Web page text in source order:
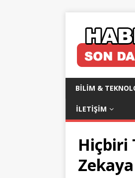
BILIM &
İLETIŞIM
Hiçbiri